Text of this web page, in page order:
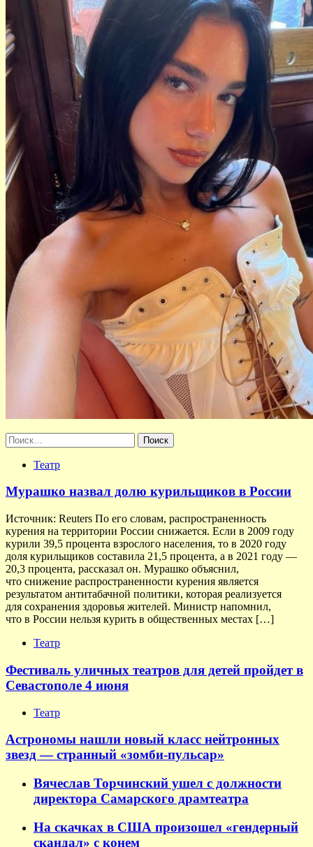
Найти:
Театр
Мурашко назвал долю курильщиков в России
Источник: Reuters По его словам, распространенность
курения на территории России снижается. Если в 2009 году
курили 39,5 процента взрослого населения, то в 2020 году
доля курильщиков составила 21,5 процента, а в 2021 году —
20,3 процента, рассказал он. Мурашко объяснил,
что снижение распространенности курения является
результатом антитабачной политики, которая реализуется
для сохранения здоровья жителей. Министр напомнил,
что в России нельзя курить в общественных местах […]
Театр
Фестиваль уличных театров для детей пройдет в
Севастополе 4 июня
Театр
Астрономы нашли новый класс нейтронных
звезд — странный «зомби-пульсар»
Вячеслав Торчинский ушел с должности
директора Самарского драмтеатра
На скачках в США произошел «гендерный
скандал» с конем